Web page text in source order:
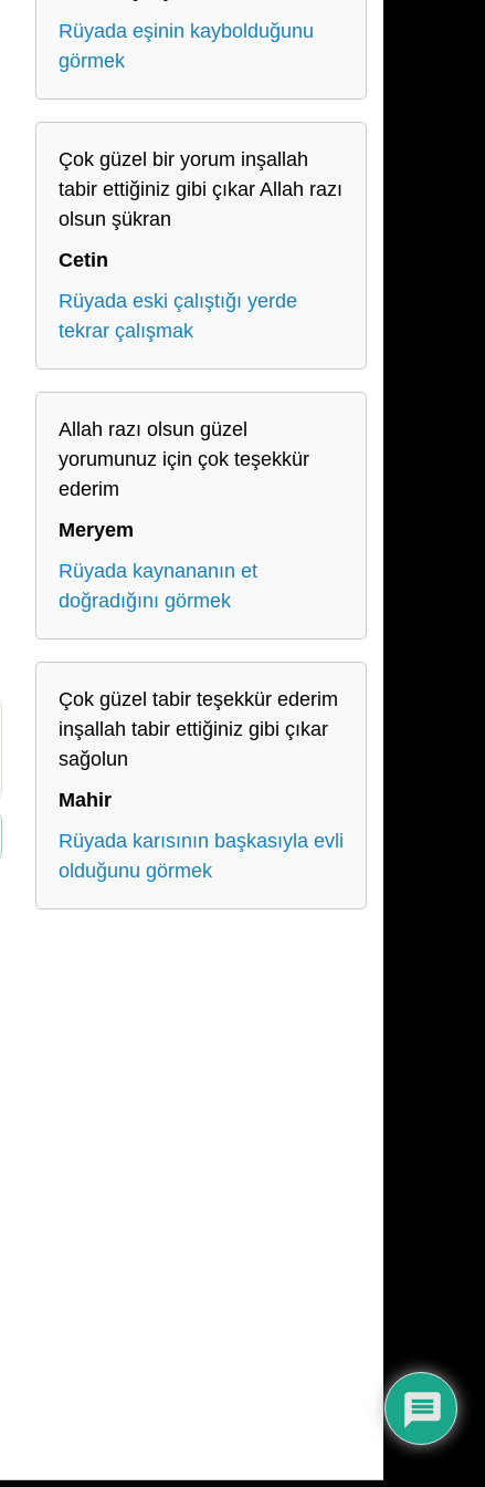
Rüyada eşinin kaybolduğunu
görmek
Çok güzel bir yorum inşallah
tabir ettiğiniz gibi çıkar Allah razı
olsun şükran
Cetin
Rüyada eski çalıştığı yerde
tekrar çalışmak
Allah razı olsun güzel
yorumunuz için çok teşekkür
ederim
Meryem
Rüyada kaynananın et
doğradığını görmek
Çok güzel tabir teşekkür ederim
inşallah tabir ettiğiniz gibi çıkar
sağolun
Mahir
Rüyada karısının başkasıyla evli
olduğunu görmek